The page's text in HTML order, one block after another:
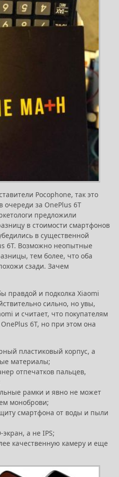
Pocophone, так это
за OnePlus 6T
предложили
в стоимости смартфонов
в существенной
6T. Возможно неопытные
тем более, что оба
сзади. Зачем
правдой и подколка Xiaomi
сильно, но увы,
и считает, что покупателям
6T, но при этом она
пластиковый корпус, а
материалы;
отпечатков пальцев,
рамки и явно не может
моноброви;
смартфона от воды и пыли
экран, а не IPS;
качественную камеру и еще